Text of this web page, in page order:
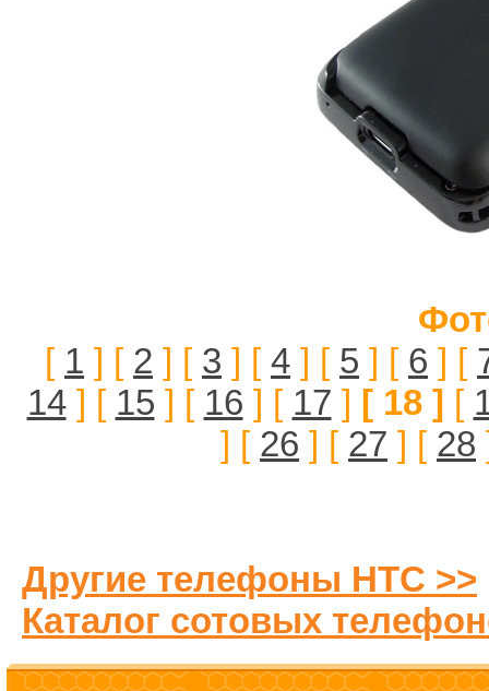
[ 1 ] [ 2 ] [ 3 ] [ 4 ] [ 5 ] [ 6 ] [
14] [ 15 ] [ 16 ] [ 17 ] [ 18 ] [
] [ 26 ] [ 27 ] [ 28
Другие телефоны HTC >>
Каталог сотовых